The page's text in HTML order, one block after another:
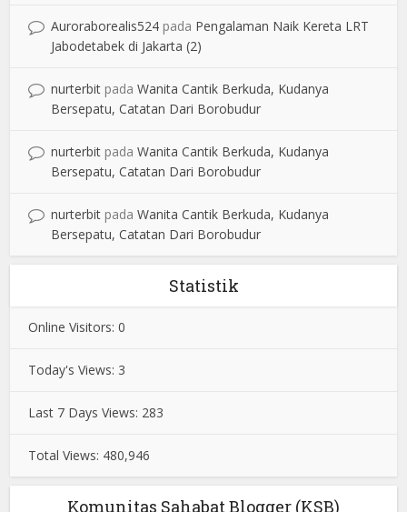
Auroraborealis524 pada Pengalaman Naik Kereta LRT
Jabodetabek di Jakarta (2)
nurterbit padaWanita Cantik Berkuda, Kudanya
Bersepatu, Catatan Dari Borobudur
nurterbit padaWanita Cantik Berkuda, Kudanya
Bersepatu, Catatan Dari Borobudur
nurterbit padaWanita Cantik Berkuda, Kudanya
Bersepatu, Catatan Dari Borobudur
Statistik
Online Visitors:0
Today's Views: 3
Last 7 Days Views: 283
Total Views: 480,946
Komunitas Sahabat Blogger (KSB)